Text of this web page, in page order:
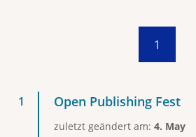
1
Open Publishing Fest
zuletzt geändert am: 4. May